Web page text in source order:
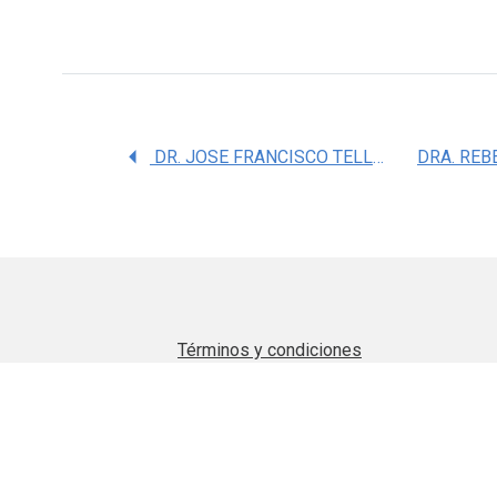
DR. JOSE FRANCISCO TELLEZ ZENTENO
Términos y condiciones